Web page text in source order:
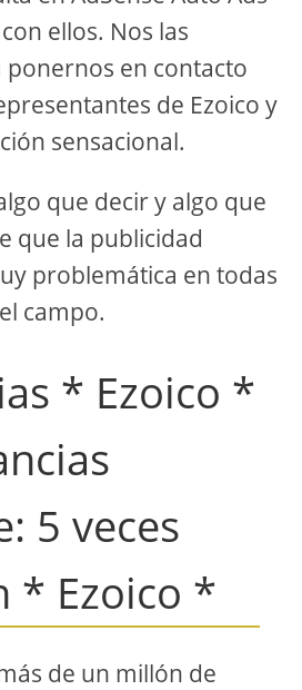
ellos. Nos las
en contacto
de Ezoico y
sensacional.
que decir y algo que
que la publicidad
problemática en todas
campo.
* Ezoico *
5 veces
* Ezoico *
de un millón de